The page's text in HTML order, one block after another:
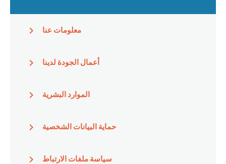
معلومات عنا
أعمال الجودة لدينا
الموارد البشرية
حماية البيانات الشخصية
سياسة ملفات الارتباط